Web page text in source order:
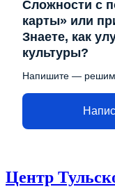
Сложности с
карты» или
Знаете, как
культуры?
Напишите —
Центр